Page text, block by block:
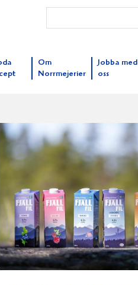
Om
Norrmejerier
Jobba med
oss